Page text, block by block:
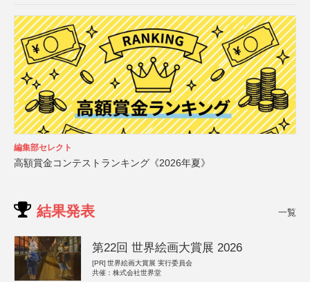
編集部セレクト
高額賞金コンテストランキング《2026年夏》
結果発表 一覧
第22回 世界絵画大賞展 2026
[PR] 世界絵画大賞展 実行委員会
共催：株式会社世界堂